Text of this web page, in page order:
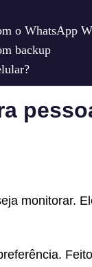
o WhatsApp
backup
monitorar.